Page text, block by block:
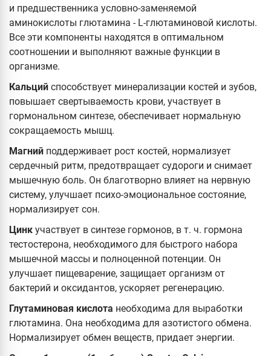
и предшественника условно-заменяемой
аминокислоты глютамина - L-глютаминовой кислоты.
Все эти компоненты находятся в оптимальном
соотношении и выполняют важные функции в
организме.
Кальций способствует минерализации костей и зубов,
повышает свертываемость крови, участвует в
гормональном синтезе, обеспечивает нормальную
сокращаемость мышц.
Магний поддерживает рост костей, нормализует
сердечный ритм, предотвращает судороги и снимает
мышечную боль. Он благотворно влияет на нервную
систему, улучшает психо-эмоциональное состояние,
нормализирует сон.
Цинк участвует в синтезе гормонов, в т. ч. гормона
тестостерона, необходимого для быстрого набора
мышечной массы и полноценной потенции. Он
улучшает пищеварение, защищает организм от
бактерий и оксидантов, ускоряет регенерацию.
Глутаминовая кислота необходима для выработки
глютамина. Она необходима для азотистого обмена.
Нормализирует обмен веществ, придает энергии.